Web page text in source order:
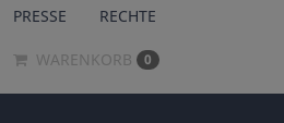
PRESSE RECHTE
WARENKORB 0